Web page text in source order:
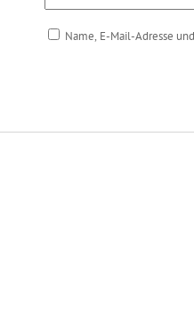
Name, E-Mail-Adresse